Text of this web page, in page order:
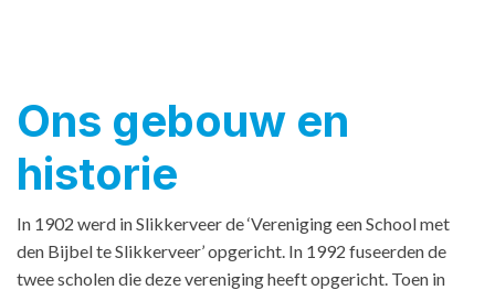
Ons gebouw en
historie
In 1902 werd in Slikkerveer de ‘Vereniging een School met
den Bijbel te Slikkerveer’ opgericht. In 1992 fuseerden de
twee scholen die deze vereniging heeft opgericht. Toen in